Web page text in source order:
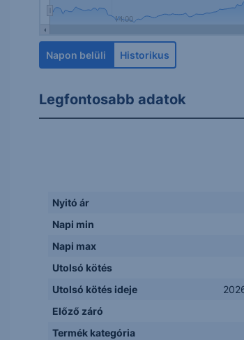
14:00
Napon belüli Historikus
Legfontosabb adatok
Nyitó ár
Napi min
Napi max
Utolsó kötés
Utolsó kötés ideje
Előző záró
Termék kategória